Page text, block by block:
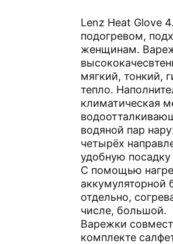
Lenz Heat Glove
подогревом,
женщинам.
мягкий, тонкий,
тепло.
климатическая
водяной пар
четырёх
удобную
С помощью
аккумуляторной
отдельно,
числе, большой.
Варежки
комплекте